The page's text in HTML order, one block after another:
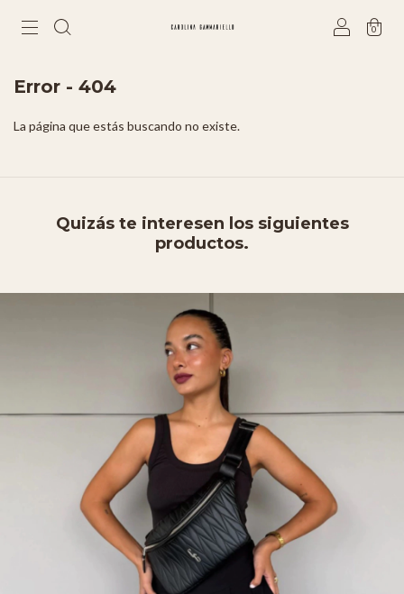
0
Error - 404
La página que estás buscando no existe.
Quizás te interesen los siguientes
productos.